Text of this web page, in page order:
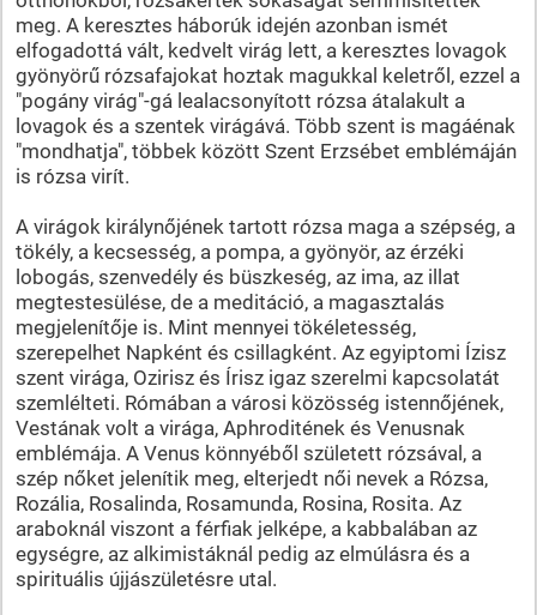
meg. A keresztes háborúk idején azonban ismét
elfogadottá vált, kedvelt virág lett, a keresztes lovagok
gyönyörű rózsafajokat hoztak magukkal keletről, ezzel a
"pogány virág"-gá lealacsonyított rózsa átalakult a
lovagok és a szentek virágává. Több szent is magáénak
"mondhatja", többek között Szent Erzsébet emblémáján
is rózsa virít.
A virágok királynőjének tartott rózsa maga a szépség, a
tökély, a kecsesség, a pompa, a gyönyör, az érzéki
lobogás, szenvedély és büszkeség, az ima, az illat
megtestesülése, de a meditáció, a magasztalás
megjelenítője is. Mint mennyei tökéletesség,
szerepelhet Napként és csillagként. Az egyiptomi Ízisz
szent virága, Ozirisz és Írisz igaz szerelmi kapcsolatát
szemlélteti. Rómában a városi közösség istennőjének,
Vestának volt a virága, Aphroditének és Venusnak
emblémája. A Venus könnyéből született rózsával, a
szép nőket jelenítik meg, elterjedt női nevek a Rózsa,
Rozália, Rosalinda, Rosamunda, Rosina, Rosita. Az
araboknál viszont a férfiak jelképe, a kabbalában az
egységre, az alkimistáknál pedig az elmúlásra és a
spirituális újjászületésre utal.